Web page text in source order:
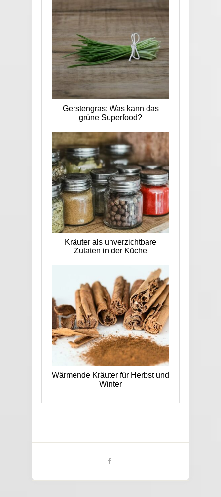
Gerstengras: Was kann das
grüne Superfood?
Kräuter als unverzichtbare
Zutaten in der Küche
Wärmende Kräuter für Herbst und
Winter